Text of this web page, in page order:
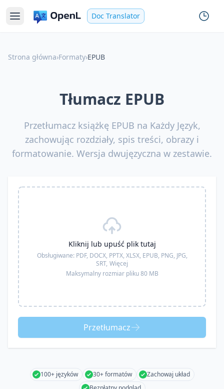
Doc Translator
Strona główna›Formaty›EPUB
Tłumacz EPUB
Przetłumacz książkę EPUB na Każdy Język,
zachowując rozdziały, spis treści, obrazy i
formatowanie. Wersja dwujęzyczna w zestawie.
Kliknij lub upuść plik tutaj
Obsługiwane: PDF, DOCX, PPTX, XLSX, EPUB, PNG, JPG,
SRT, Więcej
Maksymalny rozmiar pliku 80 MB
Przetłumacz
100+ języków 30+ formatów
Zachowaj układ